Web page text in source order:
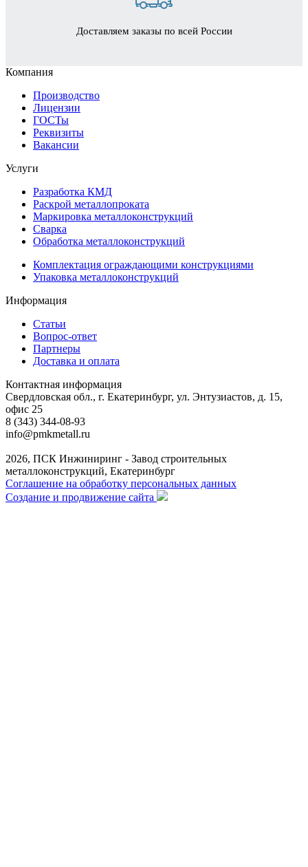
Доставляем заказы по всей России
Компания
Производство
Лицензии
ГОСТы
Реквизиты
Вакансии
Услуги
Разработка КМД
Раскрой металлопроката
Маркировка металлоконструкций
Сварка
Обработка металлоконструкций
Комплектация ограждающими конструкциями
Упаковка металлоконструкций
Информация
Статьи
Вопрос-ответ
Партнеры
Доставка и оплата
Контактная информация
Свердловская обл., г. Екатеринбург, ул. Энтузиастов, д. 15,
офис 25
8 (343) 344-08-93
info@pmkmetall.ru
2026, ПСК Инжиниринг - Завод строительных
металлоконструкций, Екатеринбург
Соглашение на обработку персональных данных
Создание и продвижение сайта